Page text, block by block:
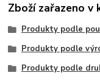
Zboží zařazeno v
Produkty podle
Produkty podle
Produkty podle